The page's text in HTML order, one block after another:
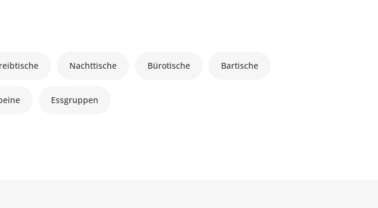
Nachttische Bürotische Bartische
Essgruppen